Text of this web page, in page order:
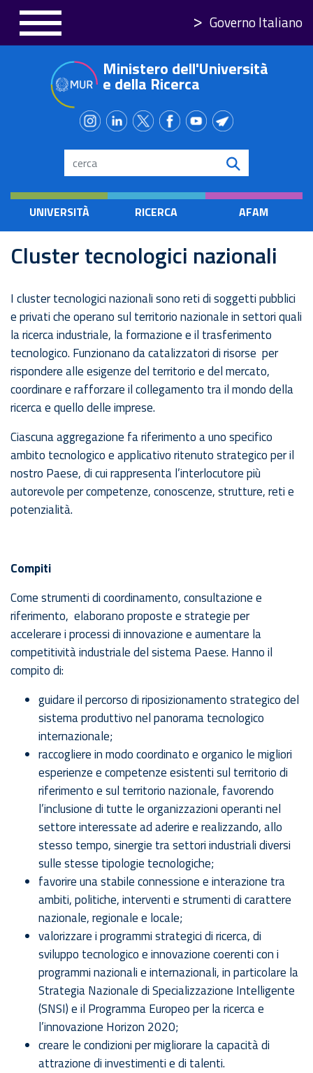
principale
Governo Italiano
Ministero dell'Università
e della Ricerca
Search
UNIVERSITÀ RICERCA AFAM
Cluster tecnologici nazionali
I cluster tecnologici nazionali sono reti di soggetti pubblici
e privati che operano sul territorio nazionale in settori quali
la ricerca industriale, la formazione e il trasferimento
tecnologico. Funzionano da catalizzatori di risorse per
rispondere alle esigenze del territorio e del mercato,
coordinare e rafforzare il collegamento tra il mondo della
ricerca e quello delle imprese.
Ciascuna aggregazione fa riferimento a uno specifico
ambito tecnologico e applicativo ritenuto strategico per il
nostro Paese, di cui rappresenta l’interlocutore più
autorevole per competenze, conoscenze, strutture, reti e
potenzialità.
Compiti
Come strumenti di coordinamento, consultazione e
riferimento, elaborano proposte e strategie per
accelerare i processi di innovazione e aumentare la
competitività industriale del sistema Paese. Hanno il
compito di:
guidare il percorso di riposizionamento strategico del
sistema produttivo nel panorama tecnologico
internazionale;
raccogliere in modo coordinato e organico le migliori
esperienze e competenze esistenti sul territorio di
riferimento e sul territorio nazionale, favorendo
l’inclusione di tutte le organizzazioni operanti nel
settore interessate ad aderire e realizzando, allo
stesso tempo, sinergie tra settori industriali diversi
sulle stesse tipologie tecnologiche;
favorire una stabile connessione e interazione tra
ambiti, politiche, interventi e strumenti di carattere
nazionale, regionale e locale;
valorizzare i programmi strategici di ricerca, di
sviluppo tecnologico e innovazione coerenti con i
programmi nazionali e internazionali, in particolare la
Strategia Nazionale di Specializzazione Intelligente
(SNSI) e il Programma Europeo per la ricerca e
l’innovazione Horizon 2020;
creare le condizioni per migliorare la capacità di
attrazione di investimenti e di talenti.